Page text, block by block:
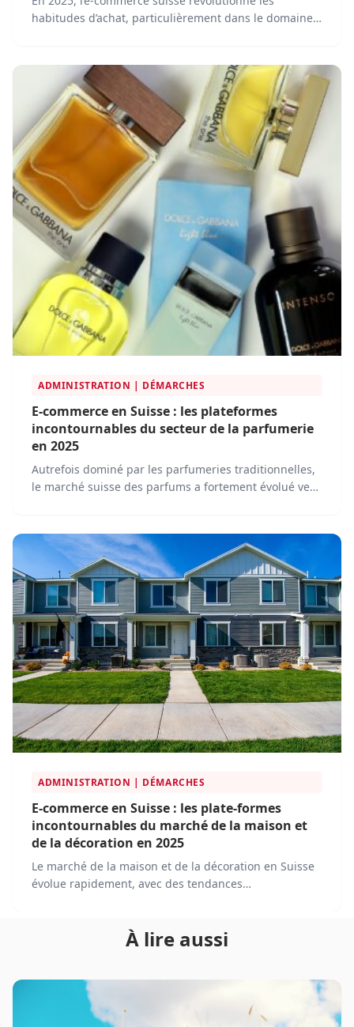
habitudes d’achat, particulièrement dans le domaine
toujours plus exigeantes en termes de qualité, de
durabilité et de personnalisation, plusieurs
plateformes s’imposent comme des références
incontournables.
ADMINISTRATION | DÉMARCHES
E-commerce en Suisse : les plateformes
incontournables du secteur de la parfumerie
en 2025
Autrefois dominé par les parfumeries traditionnelles,
le marché suisse des parfums a fortement évolué vers
plateformes e-commerce innovantes.
ADMINISTRATION | DÉMARCHES
E-commerce en Suisse : les plate-formes
incontournables du marché de la maison et
de la décoration en 2025
Le marché de la maison et de la décoration en Suisse
évolue rapidement, avec des tendances
commerce occupent une place centrale dans l'achat
personnalisation de l'expérience client.
À lire aussi